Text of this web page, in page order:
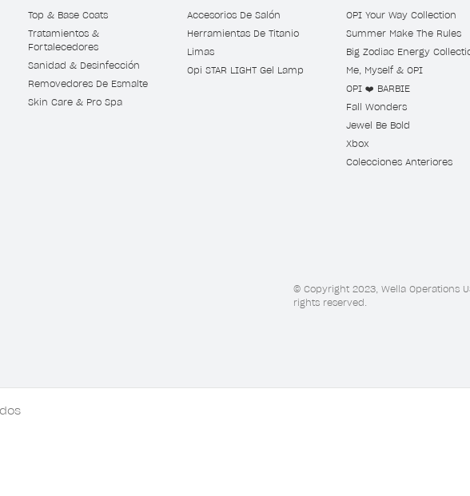
Top & Base Coats
Tratamientos &
Fortalecedores
Sanidad & Desinfección
Removedores De Esmalte
Skin Care & Pro Spa
Accesorios De Salón
Herramientas De Titanio
Limas
Opi STAR LIGHT Gel Lamp
OPI Your Way Collection
Summer Make The Rules
Big Zodiac Energy
Me, Myself & OPI
OPI ❤️ BARBIE
Fall Wonders
Jewel Be Bold
Xbox
Colecciones Anteriores
© Copyright 2023, Wella Operations
rights reserved.